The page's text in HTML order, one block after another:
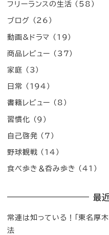
フリーランスの生活 (58)
ブログ (26)
動画&ドラマ (19)
商品レビュー (37)
家庭 (3)
日常 (194)
書籍レビュー (8)
習慣化 (9)
自己啓発 (7)
野球観戦 (14)
食べ歩き＆呑み歩き (41)
最
常連は知っている！「東名厚
法